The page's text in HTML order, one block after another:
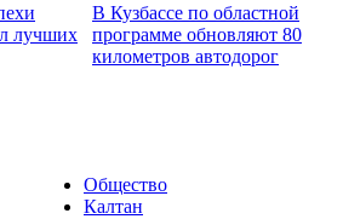
лучших
В Кузбассе по областной
программе обновляют 80
километров автодорог
Общество
Калтан